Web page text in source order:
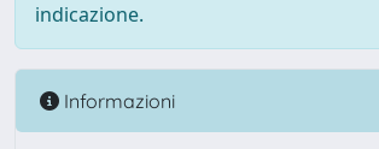
indicazione.
Informazioni